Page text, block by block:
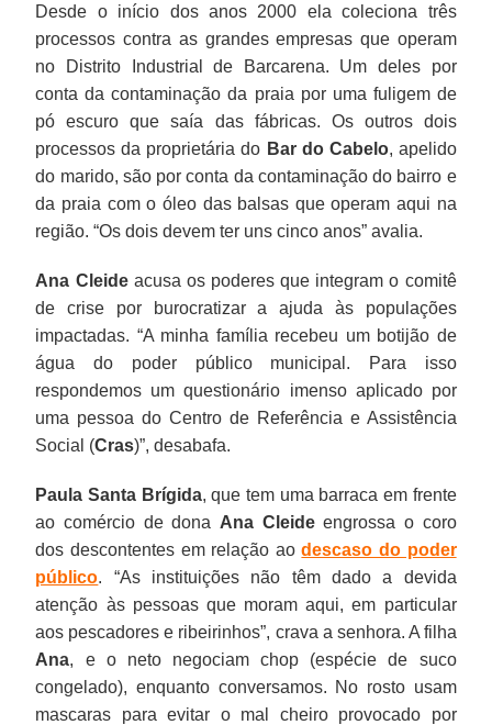
Desde o início dos anos 2000 ela coleciona três
processos contra as grandes empresas que operam
no Distrito Industrial de Barcarena. Um deles por
conta da contaminação da praia por uma fuligem de
pó escuro que saía das fábricas. Os outros dois
processos da proprietária do Bar do Cabelo, apelido
do marido, são por conta da contaminação do bairro e
da praia com o óleo das balsas que operam aqui na
região. “Os dois devem ter uns cinco anos” avalia.
Ana Cleideacusa os poderes que integram o comitê
de crise por burocratizar a ajuda às populações
impactadas. “A minha família recebeu um botijão de
água do poder público municipal. Para isso
respondemos um questionário imenso aplicado por
uma pessoa do Centro de Referência e Assistência
Social (Cras)”, desabafa.
Paula Santa Brígida, que tem uma barraca em frente
ao comércio de dona Ana Cleideengrossa o coro
dos descontentes em relação aodescaso do poder
público. “As instituições não têm dado a devida
atenção às pessoas que moram aqui, em particular
aos pescadores e ribeirinhos”, crava a senhora. A filha
Ana, e o neto negociam chop (espécie de suco
congelado), enquanto conversamos. No rosto usam
mascaras para evitar o mal cheiro provocado por